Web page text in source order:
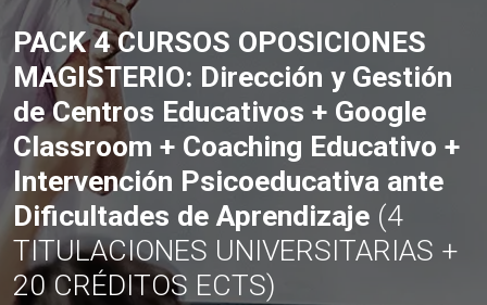
PACK 4 CURSOS OPOSICIONES
MAGISTERIO: Dirección y Gestión
de Centros Educativos + Google
Classroom + Coaching Educativo +
Intervención Psicoeducativa ante
Dificultades de Aprendizaje (4
TITULACIONES UNIVERSITARIAS +
20 CRÉDITOS ECTS)